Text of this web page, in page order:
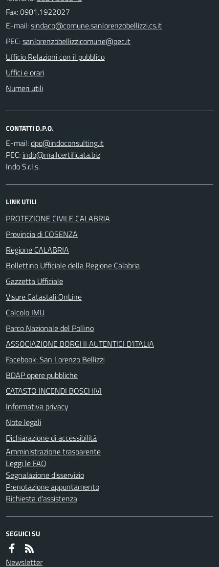
Fax: 0981.1922027
E-mail:
PEC:
Ufficio Relazioni con il pubblico
Uffici e orari
Numeri utili
CONTATTI D.P.O.
E-mail:
PEC:
Indo S.r.l.s.
LINK UTILI
PROTEZIONE CIVILE CALABRIA
Provincia di COSENZA
Regione CALABRIA
Bollettino Ufficiale della Regione Calabria
Gazzetta Ufficiale
Visure Catastali OnLine
Calcolo IMU
Parco Nazionale del Pollino
ASSOCIAZIONE BORGHI AUTENTICI D'ITALIA
Facebook: San Lorenzo Bellizzi
BDAP opere pubbliche
CATASTO INCENDI BOSCHIVI
Informativa privacy
Note legali
Dichiarazione di accessibilità
Amministrazione trasparente
Leggi le FAQ
Segnalazione disservizio
Prenotazione appuntamento
Richiesta d'assistenza
SEGUICI SU
Newsletter